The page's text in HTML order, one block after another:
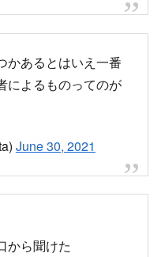
かあるとはいえ一番
によるものってのが
June 30, 2021
から聞けた